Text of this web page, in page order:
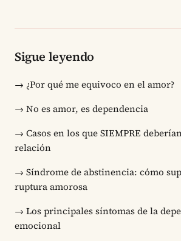
Sigue leyendo
→ ¿Por qué me equivoco en el amor?
→ No es amor, es dependencia
→ Casos en los que SIEMPRE
relación
→ Síndrome de abstinencia: cómo
ruptura amorosa
→ Los principales síntomas de la
emocional